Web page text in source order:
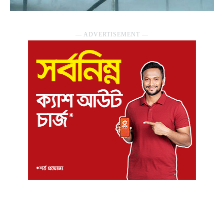
― ADVERTISEMENT ―